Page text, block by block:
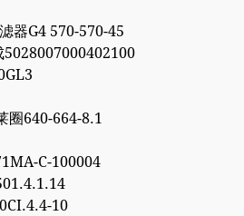
器G4 570-570-45
圈640-664-8.1
C-100004
10